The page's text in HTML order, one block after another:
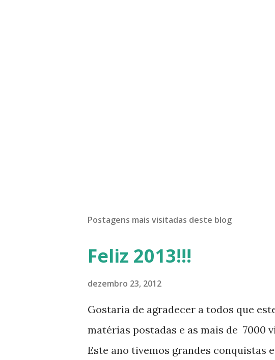
Postagens mais visitadas deste blog
Feliz 2013!!!
dezembro 23, 2012
Gostaria de agradecer a todos que
matérias postadas e as mais de 7000
Este ano tivemos grandes conquistas